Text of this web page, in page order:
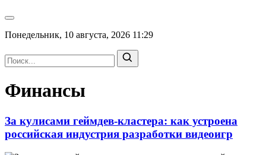
Понедельник, 10 августа, 2026 11:29
Финансы
За кулисами геймдев-кластера: как устроена
российская индустрия разработки видеоигр